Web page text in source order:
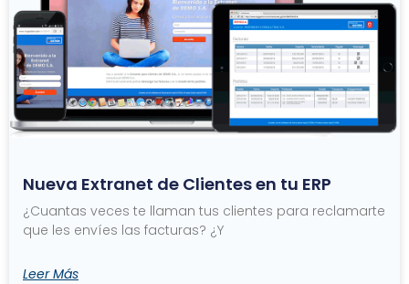
Nueva Extranet de Clientes en tu ERP
¿Cuantas veces te llaman tus clientes para reclamarte
que les envíes las facturas? ¿Y
Leer Más